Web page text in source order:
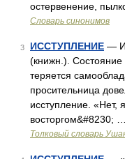
остервенение,
Словарь синонимов
3 ИССТУПЛЕНИЕ —
(книжн.). Состояние
теряется
просительница
исступление.
восторгом&#8230; …
Толковый словарь